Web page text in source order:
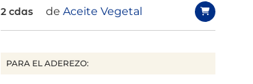
2 cdas deAceite Vegetal
PARA EL ADEREZO: